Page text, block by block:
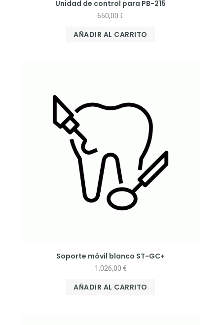
Unidad de control para PB-215
650,00 €
AÑADIR AL CARRITO
Soporte móvil blanco ST-GC+
1.026,00 €
AÑADIR AL CARRITO